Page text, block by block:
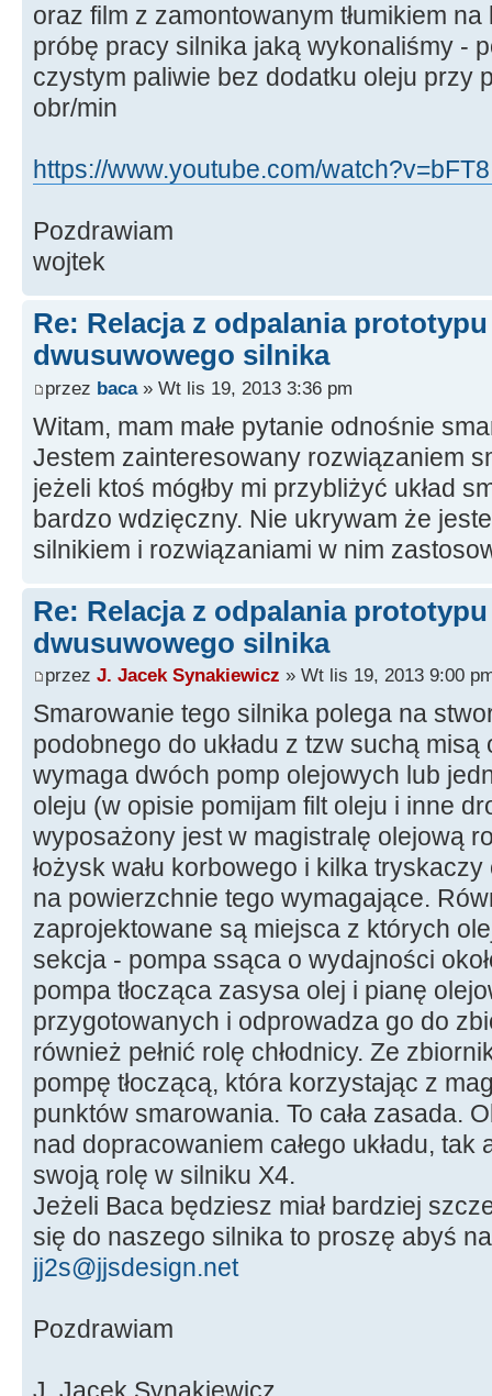
oraz film z zamontowanym tłumikiem
próbę pracy silnika jaką wykonaliśmy -
czystym paliwie bez dodatku oleju przy
obr/min
https://www.youtube.com/
Pozdrawiam
wojtek
Re: Relacja z odpalania
dwusuwowego silnika
przez baca» Wt lis 19, 2013 3:36 pm
Witam, mam małe pytanie odnośnie
Jestem zainteresowany rozwiązaniem
jeżeli ktoś mógłby mi przybliżyć układ
bardzo wdzięczny. Nie ukrywam że
silnikiem i rozwiązaniami w nim
Re: Relacja z odpalania
dwusuwowego silnika
przez J. Jacek Synakiewicz » Wt lis 19, 2013 9:00
Smarowanie tego silnika polega na
podobnego do układu z tzw suchą misą
wymaga dwóch pomp olejowych lub
oleju (w opisie pomijam filt oleju i inne
wyposażony jest w magistralę olejową
łożysk wału korbowego i kilka
na powierzchnie tego wymagające.
zaprojektowane są miejsca z których
sekcja - pompa ssąca o wydajności
pompa tłocząca zasysa olej i pianę
przygotowanych i odprowadza go do
również pełnić rolę chłodnicy. Ze
pompę tłoczącą, która korzystając z
punktów smarowania. To cała zasada.
nad dopracowaniem całego układu, tak
swoją rolę w silniku X4.
Jeżeli Baca będziesz miał bardziej
się do naszego silnika to proszę abyś
jj2s@jjsdesign.net
Pozdrawiam